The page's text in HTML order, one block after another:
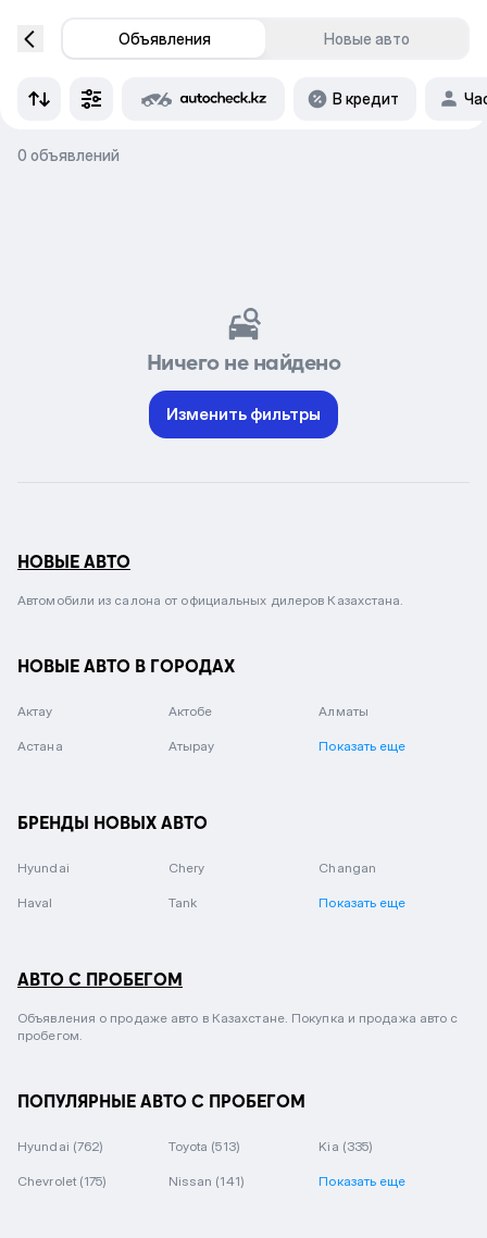
Объявления Новые авто
В кредит
0 объявлений
Ничего не найдено
Изменить фильтры
НОВЫЕ АВТО
Автомобили из салона от официальных дилеров Казахстана.
НОВЫЕ АВТО В ГОРОДАХ
Актау Актобе Алматы
Астана Атырау Показать еще
БРЕНДЫ НОВЫХ АВТО
Hyundai Chery Changan
Haval Tank Показать еще
АВТО С ПРОБЕГОМ
Объявления о продаже авто в Казахстане. Покупка и продажа авто с
пробегом.
ПОПУЛЯРНЫЕ АВТО С ПРОБЕГОМ
Hyundai (762) Toyota (513) Kia (335)
Chevrolet (175) Nissan (141) Показать еще